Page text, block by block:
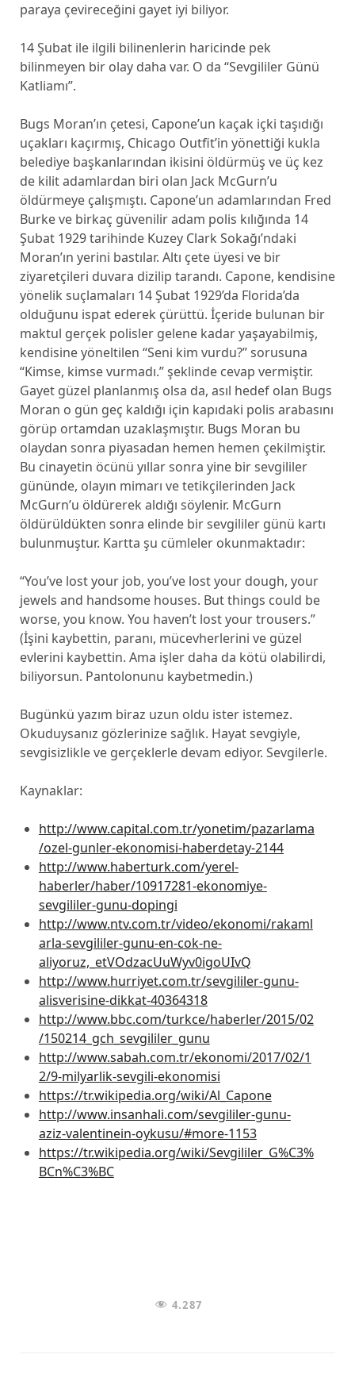
paraya çevireceğini gayet iyi biliyor.
14 Şubat ile ilgili bilinenlerin haricinde pek
bilinmeyen bir olay daha var. O da “Sevgililer Günü
Katliamı”.
Bugs Moran’ın çetesi, Capone’un kaçak içki taşıdığı
uçakları kaçırmış, Chicago Outfit’in yönettiği kukla
belediye başkanlarından ikisini öldürmüş ve üç kez
de kilit adamlardan biri olan Jack McGurn’u
öldürmeye çalışmıştı. Capone’un adamlarından Fred
Burke ve birkaç güvenilir adam polis kılığında 14
Şubat 1929 tarihinde Kuzey Clark Sokağı’ndaki
Moran’ın yerini bastılar. Altı çete üyesi ve bir
ziyaretçileri duvara dizilip tarandı. Capone, kendisine
yönelik suçlamaları 14 Şubat 1929’da Florida’da
olduğunu ispat ederek çürüttü. İçeride bulunan bir
maktul gerçek polisler gelene kadar yaşayabilmiş,
kendisine yöneltilen “Seni kim vurdu?” sorusuna
“Kimse, kimse vurmadı.” şeklinde cevap vermiştir.
Gayet güzel planlanmış olsa da, asıl hedef olan Bugs
Moran o gün geç kaldığı için kapıdaki polis arabasını
görüp ortamdan uzaklaşmıştır. Bugs Moran bu
olaydan sonra piyasadan hemen hemen çekilmiştir.
Bu cinayetin öcünü yıllar sonra yine bir sevgililer
gününde, olayın mimarı ve tetikçilerinden Jack
McGurn’u öldürerek aldığı söylenir. McGurn
öldürüldükten sonra elinde bir sevgililer günü kartı
bulunmuştur. Kartta şu cümleler okunmaktadır:
“You’ve lost your job, you’ve lost your dough, your
jewels and handsome houses. But things could be
worse, you know. You haven’t lost your trousers.”
(İşini kaybettin, paranı, mücevherlerini ve güzel
evlerini kaybettin. Ama işler daha da kötü olabilirdi,
biliyorsun. Pantolonunu kaybetmedin.)
Bugünkü yazım biraz uzun oldu ister istemez.
Okuduysanız gözlerinize sağlık. Hayat sevgiyle,
sevgisizlikle ve gerçeklerle devam ediyor. Sevgilerle.
Kaynaklar:
http://www.capital.com.tr/yonetim/pazarlama
/ozel-gunler-ekonomisi-haberdetay-2144
http://www.haberturk.com/yerel-
haberler/haber/10917281-ekonomiye-
sevgililer-gunu-dopingi
http://www.ntv.com.tr/video/ekonomi/rakaml
arla-sevgililer-gunu-en-cok-ne-
aliyoruz,_etVOdzacUuWyv0igoUIvQ
http://www.hurriyet.com.tr/sevgililer-gunu-
alisverisine-dikkat-40364318
http://www.bbc.com/turkce/haberler/2015/02
/150214_gch_sevgililer_gunu
http://www.sabah.com.tr/ekonomi/2017/02/1
2/9-milyarlik-sevgili-ekonomisi
https://tr.wikipedia.org/wiki/Al_Capone
http://www.insanhali.com/sevgililer-gunu-
aziz-valentinein-oykusu/#more-1153
https://tr.wikipedia.org/wiki/Sevgililer_G%C3%
BCn%C3%BC
4.287